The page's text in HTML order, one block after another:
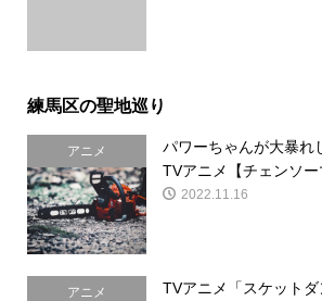
練馬区の聖地巡り
アニメ
パワーちゃんが大暴れ
TVアニメ【チェンソー
2022.11.16
アニメ
TVアニメ「スケット